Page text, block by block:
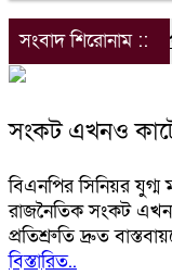
সংবাদ শিরোনাম ::
সংকট এখনও
বিএনপির সিনিয়র
রাজনৈতিক সংকট এখনও
প্রতিশ্রুতি দ্রুত
বিস্তারিত..